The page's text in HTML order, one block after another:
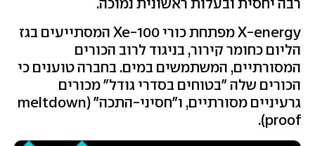
X-energy מפתחת כורי Xe-100 המסתייעים בגז
הליום כחומר קירור, בניגוד לרוב הכורים
המסורתיים, המשתמשים במים. בחברה טוענים כי
הכורים שלה "בטוחים בסדרי גודל" מכורים
גרעיניים מסורתיים, ו"חסיני-התכה" (meltdown
proof).